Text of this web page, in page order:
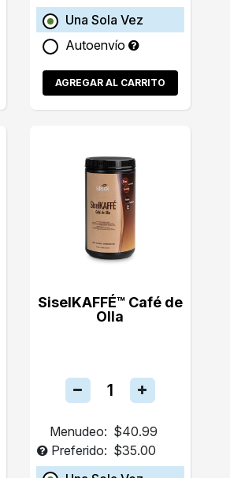
Una Sola Vez
Autoenvío
AGREGAR AL CARRITO
SiselKAFFÉ™ Café de
Olla
Menudeo: $40.99
Preferido: $35.00